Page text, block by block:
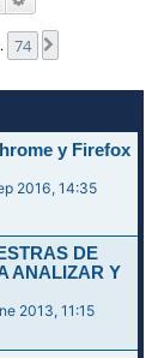
74
y Firefox
2016, 14:35
DE
ANALIZAR Y
2013, 11:15